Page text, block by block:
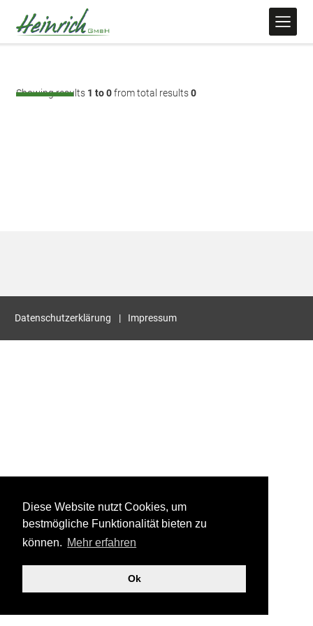
Diese Website nutzt Cookies, um
bestmögliche Funktionalität bieten zu
können. Mehr erfahren
Ok
Showing results 1 to 0from total results0
Datenschutzerklärung Impressum